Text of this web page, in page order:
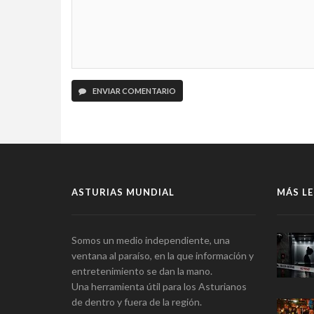
ENVIAR COMENTARIO
ASTURIAS MUNDIAL
Somos un medio independiente, una
ventana al paraíso, en la que información y
entretenimiento se dan la mano.
Una herramienta útil para los Asturianos
de dentro y fuera de la región.
MÁS